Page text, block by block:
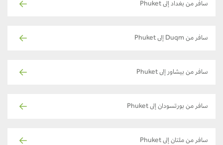
سافر من بغداد إلى Phuket
سافر من Duqm إلى Phuket
سافر من بيشاور إلى Phuket
سافر من بورتسودان إلى Phuket
سافر من ملتان إلى Phuket